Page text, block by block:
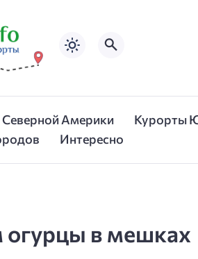
Америки
Курорты
Интересно
в мешках